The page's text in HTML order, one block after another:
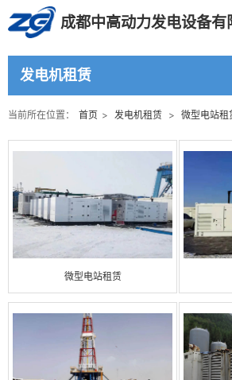
成都中高动力发电设备有
发电机租赁
当前所在位置： 首页 > 发电机租赁 > 微型电站租
微型电站租赁